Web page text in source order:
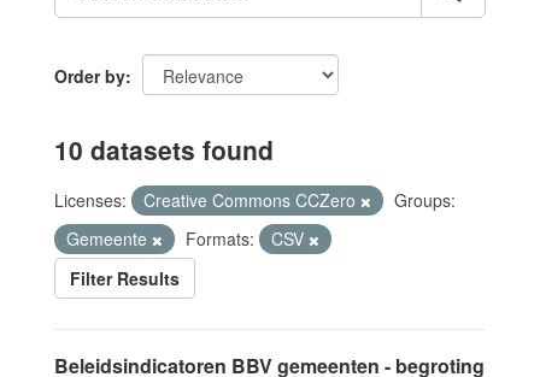
Order by
10 datasets found
Licenses: Creative Commons CCZero
Groups:
Gemeente
Formats:
CSV
Filter Results
Beleidsindicatoren BBV gemeenten - begroting